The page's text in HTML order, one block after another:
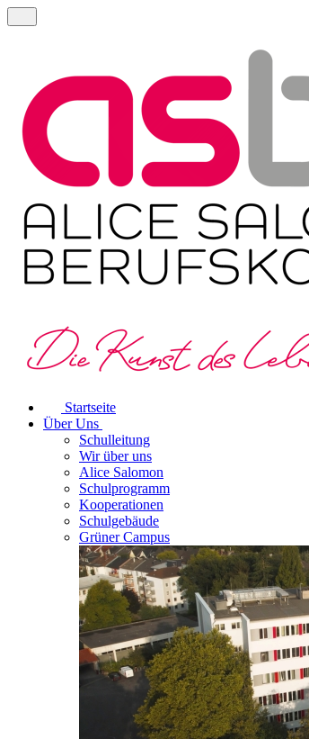
Startseite
Über Uns
Schulleitung
Wir über uns
Alice Salomon
Schulprogramm
Kooperationen
Schulgebäude
Grüner Campus